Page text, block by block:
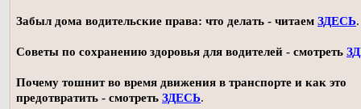
Забыл дома водительские права: что делать - читаем ЗДЕСЬ.
Советы по сохранению здоровья для водителей - смотреть
Почему тошнит во время движения в транспорте и как это
предотвратить - смотреть ЗДЕСЬ.